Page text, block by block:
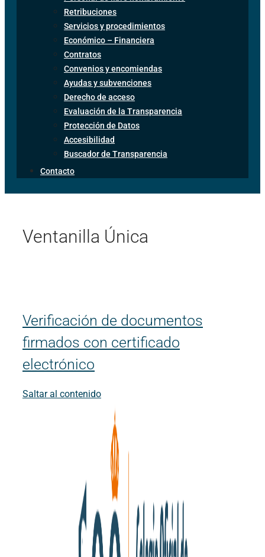
Retribuciones
Servicios y procedimientos
Económico – Financiera
Contratos
Convenios y encomiendas
Ayudas y subvenciones
Derecho de acceso
Evaluación de la Transparencia
Protección de Datos
Accesibilidad
Buscador de Transparencia
Contacto
Ventanilla Única
Verificación de documentos
firmados con certificado
electrónico